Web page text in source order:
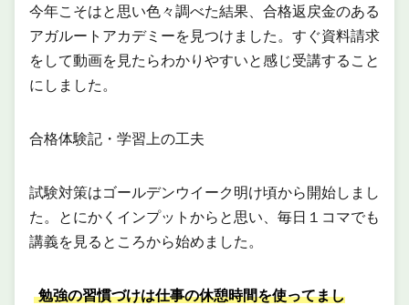
今年こそはと思い色々調べた結果、合格返戻金のある
アガルートアカデミーを見つけました。すぐ資料請求
をして動画を見たらわかりやすいと感じ受講すること
にしました。
合格体験記・学習上の工夫
試験対策はゴールデンウイーク明け頃から開始しまし
た。とにかくインプットからと思い、毎日１コマでも
講義を見るところから始めました。
勉強の習慣づけは仕事の休憩時間を使ってまし